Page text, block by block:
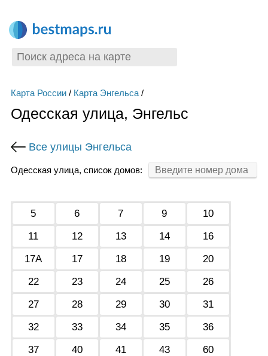
Карта России/ Карта Энгельса/
Одесская улица, Энгельс
Все улицы Энгельса
Одесская улица, список домов:
5 6 7 9
10
11
12 13 14
16
17А
17 18 19
20
22
23 24 25
26
27
28 29 30
31
32
33 34 35
36
37
40 41 43
60